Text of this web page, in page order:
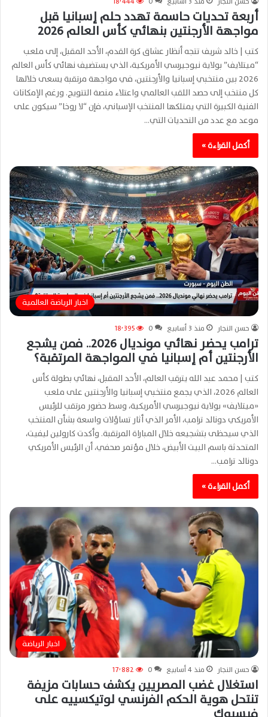
أربعة تحديات حاسمة تهدد حلم إسبانيا قبل
مواجهة الأرجنتين بنهائي كأس العالم 2026
كتب | خالد شريف تتجه أنظار عشاق كرة القدم، الأحد المقبل، إلى ملعب
“ميتلايف” بولاية نيوجيرسي الأمريكية، الذي يستضيف نهائي كأس العالم
2026 بين منتخبي إسبانيا والأرجنتين، في مواجهة مرتقبة يسعى خلالها
كل منتخب إلى حصد اللقب العالمي واعتلاء منصة التتويج. ورغم الإمكانات
الفنية الكبيرة التي يمتلكها المنتخب الإسباني، فإن “لا روخا” سيكون على
موعد مع عدد من التحديات التي…
أكمل القراءة »
اخبار الرياضة العالمية
حسن النجار منذ 3 أسابيع 0 18٬395
ترامب يحضر نهائي مونديال 2026.. فمن يشجع
الأرجنتين أم إسبانيا في المواجهة المرتقبة؟
كتب | محمد عبد الله يترقب العالم، الأحد المقبل، نهائي بطولة كأس
العالم 2026، الذي يجمع منتخبي إسبانيا والأرجنتين على ملعب
«ميتلايف» بولاية نيوجيرسي الأمريكية، وسط حضور مرتقب للرئيس
الأمريكي دونالد ترامب، الأمر الذي أثار تساؤلات واسعة بشأن المنتخب
الذي سيحظى بتشجيعه خلال المباراة المرتقبة. وأكدت كارولين ليفيت،
المتحدثة باسم البيت الأبيض، خلال مؤتمر صحفي، أن الرئيس الأمريكي
دونالد ترامب…
أكمل القراءة »
اخبار الرياضة
حسن النجار منذ 4 أسابيع 0 17٬882
استغلال غضب المصريين يكشف حسابات مزيفة
تنتحل هوية الحكم الفرنسي لوتيكسييه على